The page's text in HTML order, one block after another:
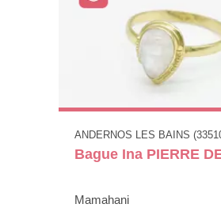
ANDERNOS LES BAINS
Bague Ina PIERRE
Mamahani